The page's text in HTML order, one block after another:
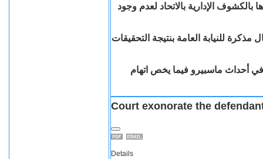
بالكشوف الإدارية بالاتحاد لعدم وجود
مذكرة للنيابة العامة بنتيجة التحقيقات
في أحداث ماسبيرو فيما يخص اتهام
Court exonorate the
Details